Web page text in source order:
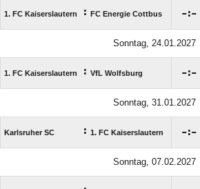
1. FC Kaiserslautern : FC Energie Cottbus :
Sonntag, 24.01.2027
1. FC Kaiserslautern : VfL Wolfsburg :
Sonntag, 31.01.2027
Karlsruher SC : 1. FC Kaiserslautern :
Sonntag, 07.02.2027